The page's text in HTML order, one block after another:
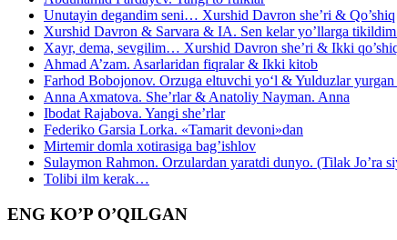
Unutayin degandim seni… Xurshid Davron she’ri & Qo’shiq
Xurshid Davron & Sarvara & IA. Sen kelar yo’llarga
Xayr, dema, sevgilim… Xurshid Davron she’ri & Ikki
Ahmad A’zam. Asarlaridan fiqralar & Ikki kitob
Farhod Bobojonov. Orzuga eltuvchi yo‘l & Yulduzlar
Anna Axmatova. She’rlar & Anatoliy Nayman. Anna
Ibodat Rajabova. Yangi she’rlar
Federiko Garsia Lorka. «Tamarit devoni»dan
Mirtemir domla xotirasiga bag’ishlov
Sulaymon Rahmon. Orzulardan yaratdi dunyo. (Tilak Jo’ra
Tolibi ilm kerak…
ENG KO’P O’QILGAN